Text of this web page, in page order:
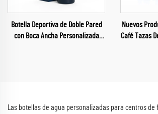
Botella Deportiva de Doble Pared
con Boca Ancha Personalizada
Nuevos
Café Tazas
Las botellas de agua personalizadas para centros